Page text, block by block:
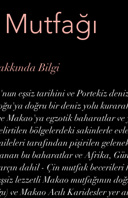
Bilgi
eşsiz tarihini ve Portekiz
doğru bir deniz yolu
Makao'ya egzotik baharatlar
bölgelerdeki sakinlerle
tarafından pişirilen
bu baharatlar ve Afrika,
dahil - Çin mutfak
lezzetli Makao mutfağının
ve Makao Acılı Karidesler yer